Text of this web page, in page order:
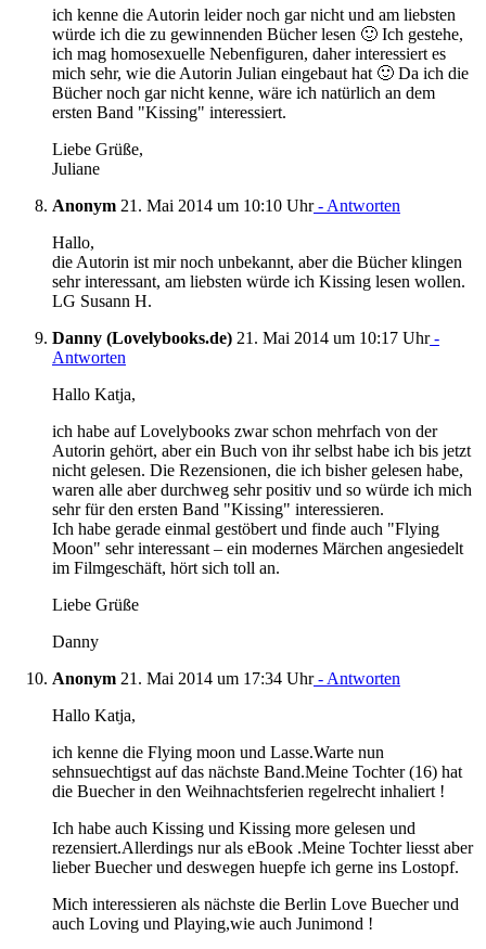
ich kenne die Autorin leider noch gar nicht und am liebsten
würde ich die zu gewinnenden Bücher lesen 🙂 Ich gestehe,
ich mag homosexuelle Nebenfiguren, daher interessiert es
mich sehr, wie die Autorin Julian eingebaut hat 🙂 Da ich die
Bücher noch gar nicht kenne, wäre ich natürlich an dem
ersten Band "Kissing" interessiert.
Liebe Grüße,
Juliane
Anonym 21. Mai 2014 um 10:10 Uhr- Antworten
Hallo,
die Autorin ist mir noch unbekannt, aber die Bücher klingen
sehr interessant, am liebsten würde ich Kissing lesen wollen.
LG Susann H.
Danny (Lovelybooks.de) 21. Mai 2014 um 10:17 Uhr-
Antworten
Hallo Katja,
ich habe auf Lovelybooks zwar schon mehrfach von der
Autorin gehört, aber ein Buch von ihr selbst habe ich bis jetzt
nicht gelesen. Die Rezensionen, die ich bisher gelesen habe,
waren alle aber durchweg sehr positiv und so würde ich mich
sehr für den ersten Band "Kissing" interessieren.
Ich habe gerade einmal gestöbert und finde auch "Flying
Moon" sehr interessant – ein modernes Märchen angesiedelt
im Filmgeschäft, hört sich toll an.
Liebe Grüße
Danny
Anonym 21. Mai 2014 um 17:34 Uhr- Antworten
Hallo Katja,
ich kenne die Flying moon und Lasse.Warte nun
sehnsuechtigst auf das nächste Band.Meine Tochter (16) hat
die Buecher in den Weihnachtsferien regelrecht inhaliert !
Ich habe auch Kissing und Kissing more gelesen und
rezensiert.Allerdings nur als eBook .Meine Tochter liesst aber
lieber Buecher und deswegen huepfe ich gerne ins Lostopf.
Mich interessieren als nächste die Berlin Love Buecher und
auch Loving und Playing,wie auch Junimond !